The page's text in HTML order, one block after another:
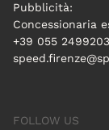
Pubblicità:
Concessionaria
+39 055 2499203
FOLLOW US